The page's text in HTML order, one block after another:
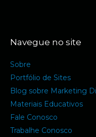
Navegue no site
Sobre
Portfólio de Sites
Blog sobre Marketing
Materiais Educativos
Fale Conosco
Trabalhe Conosco